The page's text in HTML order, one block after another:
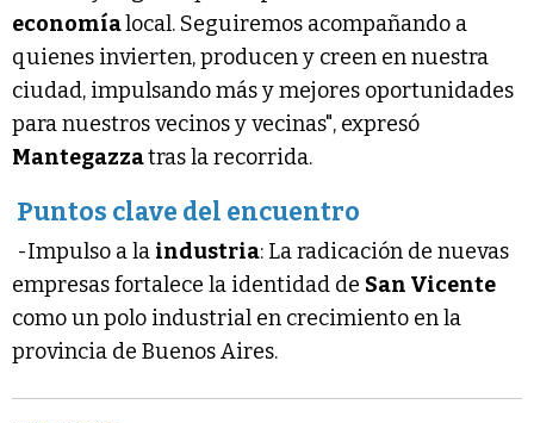
economíalocal. Seguiremos acompañando a
quienes invierten, producen y creen en nuestra
ciudad, impulsando más y mejores oportunidades
para nuestros vecinos y vecinas", expresó
Mantegazzatras la recorrida.
Puntos clave del encuentro
-Impulso a la industria: La radicación de nuevas
empresas fortalece la identidad de San Vicente
como un polo industrial en crecimiento en la
provincia de Buenos Aires.